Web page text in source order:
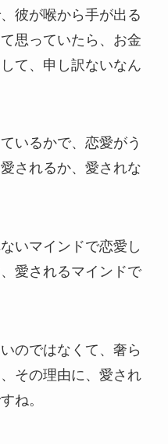
彼が喉から手が出る
思っていたら、お金
て、申し訳ないなん
いるかで、恋愛がう
されるか、愛されな
いマインドで恋愛し
愛されるマインドで
のではなくて、奢ら
その理由に、愛され
ね。